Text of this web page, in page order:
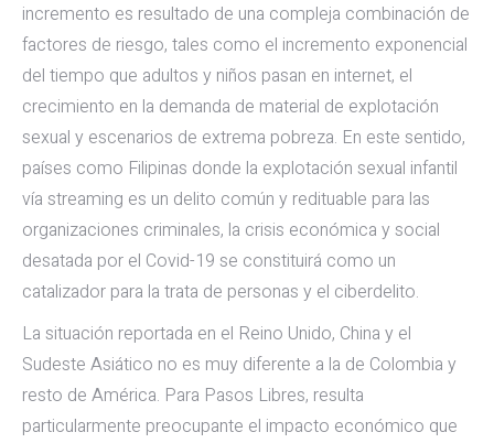
incremento es resultado de una compleja combinación de
factores de riesgo, tales como el incremento exponencial
del tiempo que adultos y niños pasan en internet, el
crecimiento en la demanda de material de explotación
sexual y escenarios de extrema pobreza. En este sentido,
países como Filipinas donde la explotación sexual infantil
vía streaming es un delito común y redituable para las
organizaciones criminales, la crisis económica y social
desatada por el Covid-19 se constituirá como un
catalizador para la trata de personas y el ciberdelito.
La situación reportada en el Reino Unido, China y el
Sudeste Asiático no es muy diferente a la de Colombia y
resto de América. Para Pasos Libres, resulta
particularmente preocupante el impacto económico que